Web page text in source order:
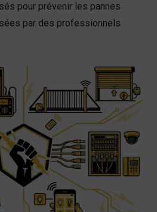
pour prévenir les pannes
par des professionnels